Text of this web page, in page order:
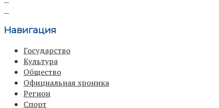
Навигация
Государство
Культура
Общество
Официальная хроника
Регион
Спорт